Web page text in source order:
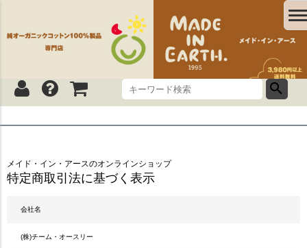
メイド・イン・アースのオンラインショップ
特定商取引法に基づく表示
会社名
(株)チーム・オースリー